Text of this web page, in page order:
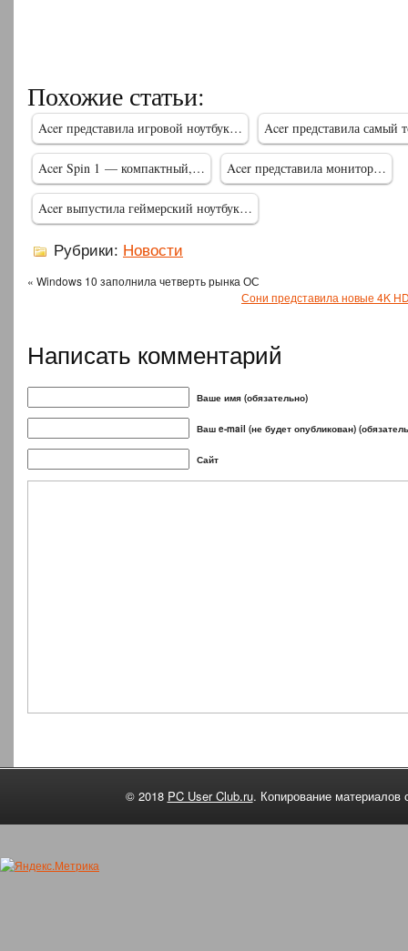
Похожие статьи:
Acer представила игровой ноутбук… Acer представила самый
Acer Spin 1 — компактный,… Acer представила монитор…
Acer выпустила геймерский ноутбук…
Рубрики: Новости
« Windows 10 заполнила четверть рынка ОС
Сони представила новые 4K
Написать комментарий
Ваше имя (обязательно)
Ваш e-mail (не будет опубликован)
Сайт
© 2018 PC User Club.ru. Копирование материалов